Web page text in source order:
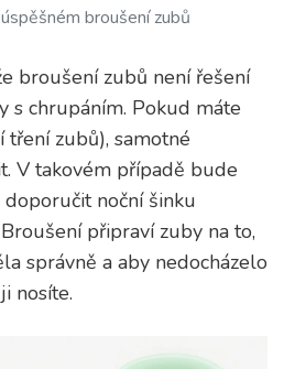
broušení zubů
broušení zubů není řešení
s chrupáním. Pokud máte
zubů), samotné
V takovém případě bude
noční šinku
připraví zuby na to,
správně a aby nedocházelo
nosíte.